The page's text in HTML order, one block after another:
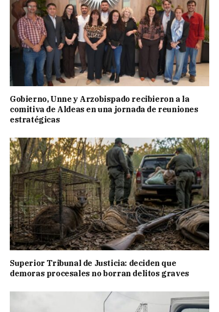
Gobierno, Unne y Arzobispado recibieron a la
comitiva de Aldeas en una jornada de reuniones
estratégicas
Superior Tribunal de Justicia: deciden que
demoras procesales no borran delitos graves